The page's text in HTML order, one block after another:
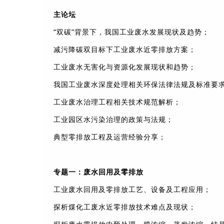
主论坛
“双碳”背景下，我国工业废水发展现状及趋势；
减污降碳双目标下工业废水近零排放方案；
工业废水无害化与资源化发展现状和趋势；
我国工业废水深度处理相关环保法律法规及标准要
工业废水治理工程相关技术规范解析；
工业园区水污染治理的政策与法规；
典型零排放工程及运营经验分享；
专题一：废水回用及零排放
工业废水回用及零排放工艺、设备及工程应用；
探析煤化工废水近零排放技术难点及现状；